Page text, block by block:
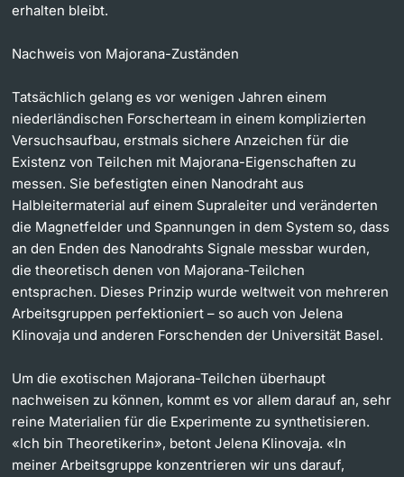
erhalten bleibt.
Nachweis von Majorana-Zuständen
Tatsächlich gelang es vor wenigen Jahren einem
niederländischen Forscherteam in einem komplizierten
Versuchsaufbau, erstmals sichere Anzeichen für die
Existenz von Teilchen mit Majorana-Eigenschaften zu
messen. Sie befestigten einen Nanodraht aus
Halbleitermaterial auf einem Supraleiter und veränderten
die Magnetfelder und Spannungen in dem System so, dass
an den Enden des Nanodrahts Signale messbar wurden,
die theoretisch denen von Majorana-Teilchen
entsprachen. Dieses Prinzip wurde weltweit von mehreren
Arbeitsgruppen perfektioniert – so auch von Jelena
Klinovaja und anderen Forschenden der Universität Basel.
Um die exotischen Majorana-Teilchen überhaupt
nachweisen zu können, kommt es vor allem darauf an, sehr
reine Materialien für die Experimente zu synthetisieren.
«Ich bin Theoretikerin», betont Jelena Klinovaja. «In
meiner Arbeitsgruppe konzentrieren wir uns darauf,